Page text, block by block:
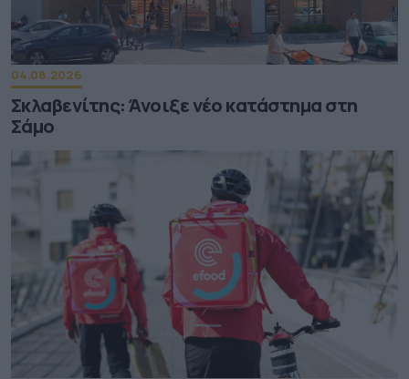
04.08.2026
Σκλαβενίτης: Άνοιξε νέο κατάστημα στη
Σάμο